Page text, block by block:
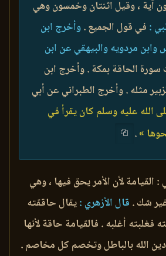
، وقيل اثنتان وخمسون وهي
: في قول الجميع .وأخرج ابن
مردويه والبيهقي عن ابن
سورة الحاقة بمكة . وأخرج ابن
مثله . وأخرج الطبراني عن أبي
الله عليه وسلم كان يقرأ في
»
.
القيامة لأن الأمر يحق فيها ، وهي
شك . قال الأزهري :يقال حاققته
فغلبته أغلبه . فالقيامة حاقة لأنها
الله بالباطل وتخصم كل مخاصم .